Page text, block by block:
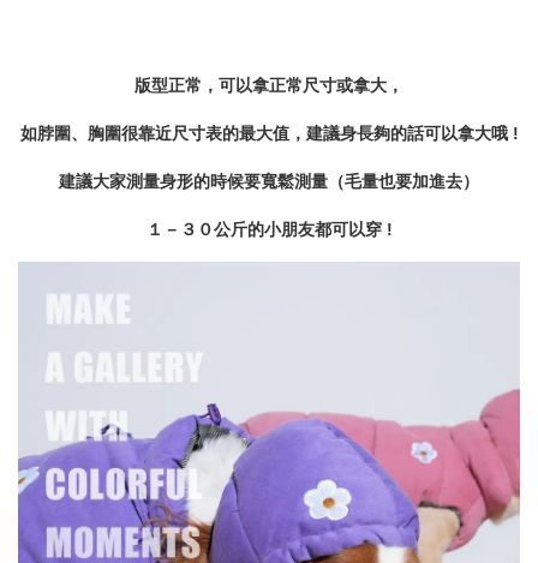
版型正常，可以拿正常尺寸或拿大，
如脖圍、胸圍很靠近尺寸表的最大值，建議身長夠的話可以拿大哦 !
建議大家測量身形的時候要寬鬆測量（毛量也要加進去）
１－３０公斤的小朋友都可以穿 !